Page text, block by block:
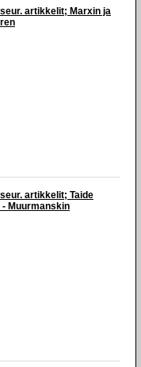
artikkelit; Marxin ja
artikkelit; Taide
- Muurmanskin